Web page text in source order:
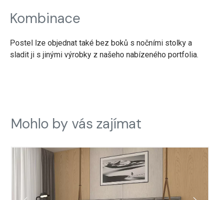
Kombinace
Postel lze objednat také bez boků s nočními stolky a
sladit ji s jinými výrobky z našeho nabízeného portfolia.
Mohlo by vás zajímat